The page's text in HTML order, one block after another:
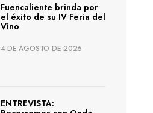
Fuencaliente brinda por
el éxito de su IV Feria del
Vino
4 DE AGOSTO DE 2026
ENTREVISTA: